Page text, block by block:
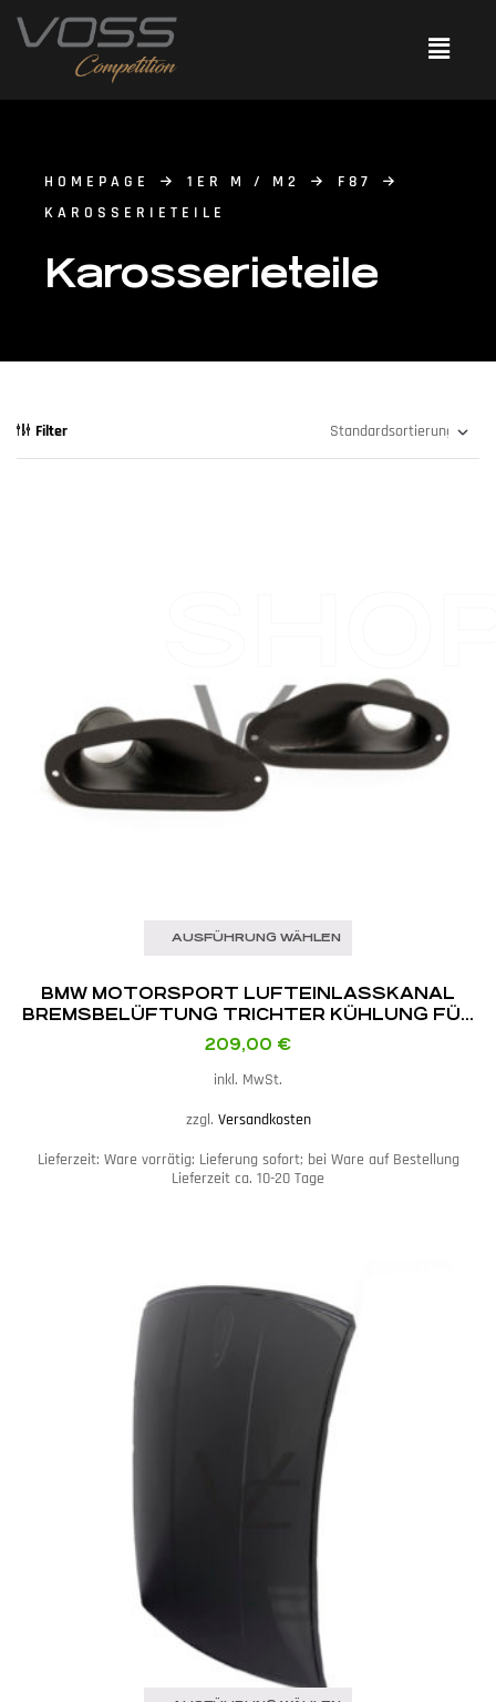
HOMEPAGE 1ER M / M2
F87
KAROSSERIETEILE
Karosserieteile
Filter
AUSFÜHRUNG WÄHLEN
BMW MOTORSPORT LUFTEINLASSKANAL
BREMSBELÜFTUNG TRICHTER KÜHLUNG FÜR
BMW F87 M2
209,00 €
inkl. MwSt.
zzgl. Versandkosten
Lieferzeit: Ware vorrätig: Lieferung sofort; bei Ware auf Bestellung
Lieferzeit ca. 10-20 Tage